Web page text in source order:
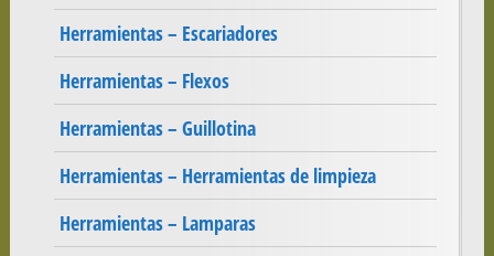
Herramientas – Escariadores
Herramientas – Flexos
Herramientas – Guillotina
Herramientas – Herramientas de limpieza
Herramientas – Lamparas